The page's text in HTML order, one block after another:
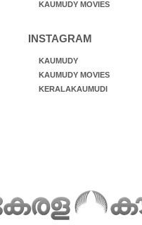
KAUMUDY MOVIES
INSTAGRAM
KAUMUDY
KAUMUDY MOVIES
KERALAKAUMUDI